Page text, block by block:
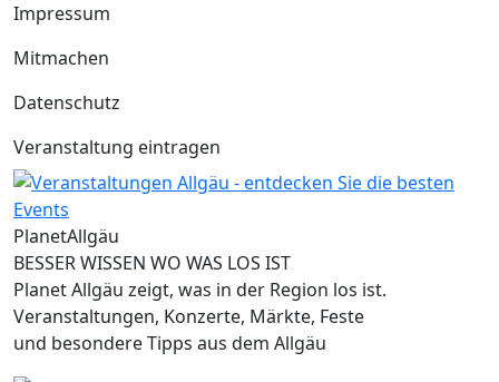
Impressum
Mitmachen
Datenschutz
Veranstaltung eintragen
PlanetAllgäu
BESSER WISSEN WO WAS LOS IST
Planet Allgäu zeigt, was in der Region los ist.
Veranstaltungen, Konzerte, Märkte, Feste
und besondere Tipps aus dem Allgäu